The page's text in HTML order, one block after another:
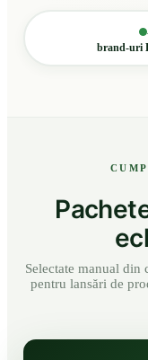
brand-uri
Selectate manual
pentru lansări de